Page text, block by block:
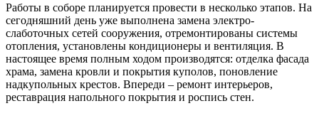
Работы в соборе планируется провести в несколько этапов. На
сегодняшний день уже выполнена замена электро-
слаботочных сетей сооружения, отремонтированы системы
отопления, установлены кондиционеры и вентиляция. В
настоящее время полным ходом производятся: отделка фасада
храма, замена кровли и покрытия куполов, поновление
надкупольных крестов. Впереди – ремонт интерьеров,
реставрация напольного покрытия и роспись стен.